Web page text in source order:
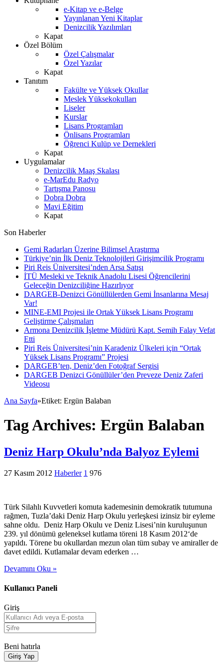
e-Kitap ve e-Belge
Yayınlanan Yeni Kitaplar
Denizcilik Yazılımları
Kapat
Özel Bölüm
Özel Çalışmalar
Özel Yazılar
Kapat
Tanıtım
Fakülte ve Yüksek Okullar
Meslek Yüksekokulları
Liseler
Kurslar
Lisans Programları
Önlisans Programları
Öğrenci Kulüp ve Dernekleri
Kapat
Uygulamalar
Denizcilik Maaş Skalası
e-MarEdu Radyo
Tartışma Panosu
Dobra Dobra
Mavi Eğitim
Kapat
Son Haberler
Gemi Radarları Üzerine Bilimsel Araştırma
Türkiye’nin İlk Deniz Teknolojileri Girişimcilik Programı
Piri Reis Üniversitesi’nden Arsa Satışı
İTÜ Mesleki ve Teknik Anadolu Lisesi Öğrencilerini
Geleceğin Denizciliğine Hazırlıyor
DARGEB-Denizci Gönüllülerden Gemi İnsanlarına Mesaj
Var!
MINE-EMI Projesi ile Ortak Yüksek Lisans Programı
Geliştirme Çalışmaları
Armona Denizcilik İşletme Müdürü Kapt. Semih Falay Vefat
Etti
Piri Reis Üniversitesi’nin Karadeniz Ülkeleri için “Ortak
Yüksek Lisans Programı” Projesi
DARGEB’ten, Deniz’den Fotoğraf Sergisi
DARGEB Denizci Gönüllüler’den Preveze Deniz Zaferi
Videosu
Ana Sayfa»Etiket: Ergün Balaban
Tag Archives: Ergün Balaban
Deniz Harp Okulu’nda Balyoz Eylemi
27 Kasım 2012 Haberler 1 976
Türk Silahlı Kuvvetleri komuta kademesinin demokratik tutumuna
rağmen, Tuzla’daki Deniz Harp Okulu yerleşkesi izinsiz bir eyleme
sahne oldu. Deniz Harp Okulu ve Deniz Lisesi’nin kuruluşunun
239. yıl dönümü geleneksel kutlama töreni 18 Kasım 2012‘de
yapıldı. Törene bu okullardan mezun olan tüm subay ve amiraller de
davet edildi. Kutlamalar devam ederken …
Devamını Oku »
Kullanıcı Paneli
Giriş
Beni hatırla